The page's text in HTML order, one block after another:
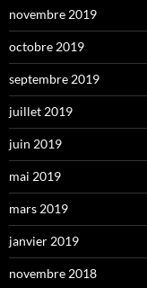
novembre 2019
octobre 2019
septembre 2019
juillet 2019
juin 2019
mai 2019
mars 2019
janvier 2019
novembre 2018